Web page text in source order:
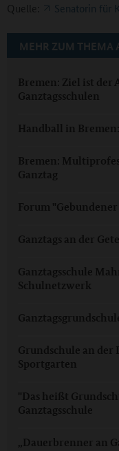
Quelle: Senatorin für
MEHR ZUM THEMA
Bremen: Ziel ist der
Ganztagsschulen
Handball in
Bremen:
Ganztag
Forum
Ganztags an der
Ganztagsschule
Schulnetzwerk
Grundschule an der
Sportgarten
"Das heißt
Ganztagsschule
„Dauerbrenner an